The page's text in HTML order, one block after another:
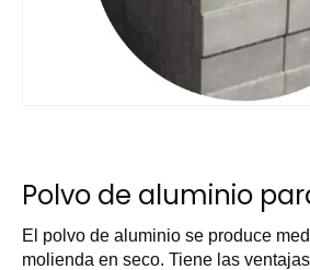
Polvo de aluminio
El polvo de aluminio se produce
molienda en seco. Tiene las